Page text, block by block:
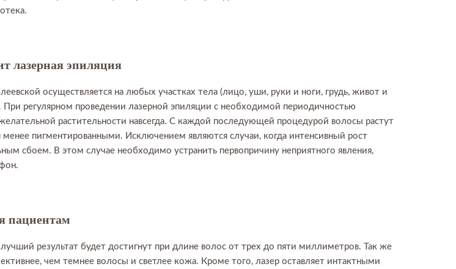
лазерная эпиляция
осуществляется на любых участках тела (лицо, уши, руки и ноги, грудь, живот и
При регулярном проведении лазерной эпиляции с необходимой периодичностью
растительности навсегда. С каждой последующей процедурой волосы растут
менее пигментированными. Исключением являются случаи, когда интенсивный рост
сбоем. В этом случае необходимо устранить первопричину неприятного явления,
пациентам
результат будет достигнут при длине волос от трех до пяти миллиметров. Так же
чем темнее волосы и светлее кожа. Кроме того, лазер оставляет интактными